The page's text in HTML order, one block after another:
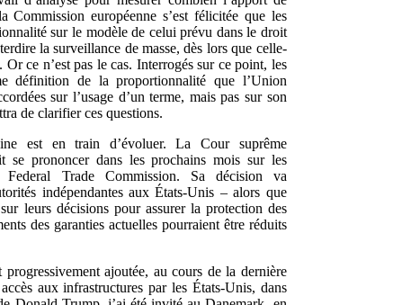
européenne s’est félicitée que les
sur le modèle de celui prévu dans le droit
la surveillance de masse, dès lors que celle-
ce n’est pas le cas. Interrogés sur ce point, les
définition de la proportionnalité que l’Union
sur l’usage d’un terme, mais pas sur son
de clarifier ces questions.
est en train d’évoluer. La Cour suprême
se prononcer dans les prochains mois sur les
Federal Trade Commission. Sa décision va
indépendantes aux États-Unis – alors que
leurs décisions pour assurer la protection des
des garanties actuelles pourraient être réduits
ajoutée, au cours de la dernière
aux infrastructures par les États-Unis, dans